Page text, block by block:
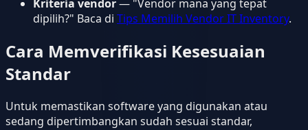
Kriteria vendor— "Vendor mana yang tepat
dipilih?" Baca di Tips Memilih Vendor IT Inventory.
Cara Memverifikasi Kesesuaian
Standar
Untuk memastikan software yang digunakan atau
sedang dipertimbangkan sudah sesuai standar,